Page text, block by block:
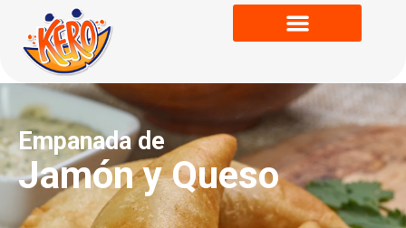
Empanada de
Jamón y Queso